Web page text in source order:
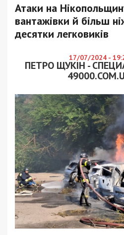
Атаки на
вантажівки й більш
десятки легковиків
17/07/2024 -
ПЕТРО ЩУКІН -